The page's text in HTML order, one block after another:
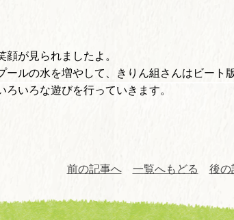
が見られましたよ。
ールの水を増やして、きりん組さんはビート
いろな遊びを行っていきます。
前の記事へ 一覧へもどる 後の